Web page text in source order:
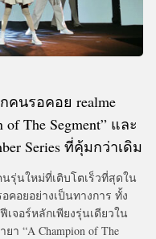
คนรอคอย realme
The Segment” และ
Series ที่คุ้มกว่าเดิม
รุ่นใหม่ที่เติบโตเร็วที่สุดใน
อยอย่างเป็นทางการ ทั้ง
เจอร์หลักเพียงรุ่นเดียวใน
“A Champion of The